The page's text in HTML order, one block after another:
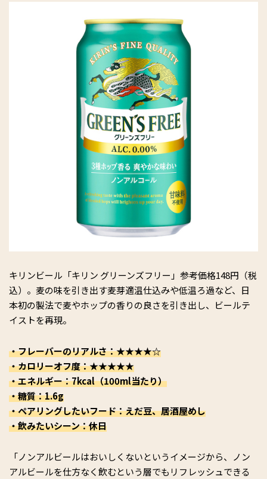
キリンビール「キリン グリーンズフリー」参考価格148円（税
込）。麦の味を引き出す麦芽適温仕込みや低温ろ過など、日
本初の製法で麦やホップの香りの良さを引き出し、ビールテ
イストを再現。
・フレーバーのリアルさ：★★★★☆
・カロリーオフ度：★★★★★
・エネルギー：7kcal（100ml当たり）
・糖質：1.6g
・ペアリングしたいフード：えだ豆、居酒屋めし
・飲みたいシーン：休日
「ノンアルビールはおいしくないというイメージから、ノン
アルビールを仕方なく飲むという層でもリフレッシュできる